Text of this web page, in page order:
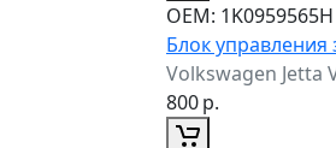
ОЕМ: 1K0959565H
Блок управления
Volkswagen Jetta
800р.